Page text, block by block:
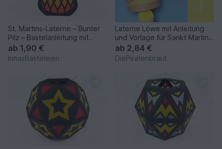
St. Martins-Laterne – Bunter
Pilz – Bastelanleitung mit
Vorlagen
ab 1,90 €
InnasBasteleien
Laterne Löwe mit Anleitung
und Vorlage für Sankt Martin
oder zur Deko
ab 2,84 €
DiePiratenbraut